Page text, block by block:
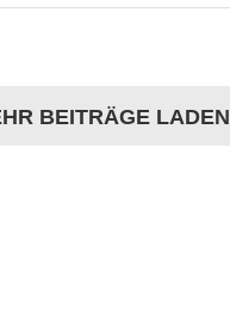
BEITRÄGE LADEN